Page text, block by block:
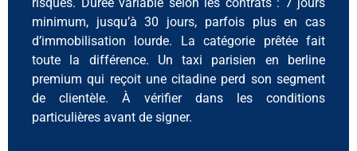
minimum, jusqu’à 30 jours, parfois plus en cas
d’immobilisation lourde. La catégorie prêtée fait
toute la différence. Un taxi parisien en berline
premium qui reçoit une citadine perd son segment
de clientèle. À vérifier dans les conditions
particulières avant de signer.